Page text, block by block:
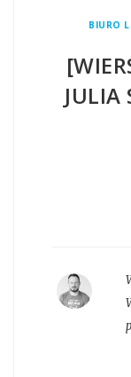
BIURO
JULIA